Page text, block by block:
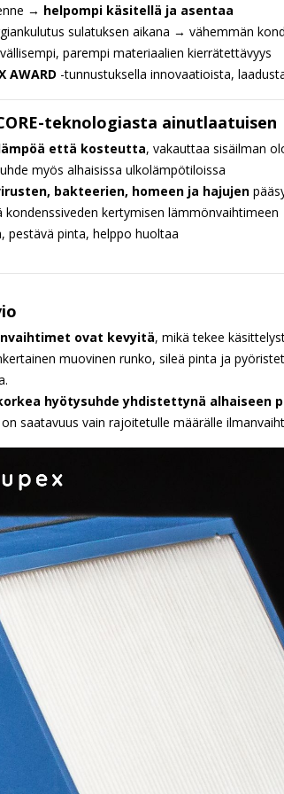
→ helpompi käsitellä ja asentaa
sulatuksen aikana → vähemmän
parempi materiaalien kierrätettävyys
AWARD -tunnustuksella innovaatioista,
teknologiasta ainutlaatuisen
että kosteutta, vakauttaa sisäilman
myös alhaisissa ulkolämpötiloissa
bakteerien, homeen ja hajujen
kondenssiveden kertymisen lämmönvaihtimeen
pestävä pinta, helppo huoltaa
ovat kevyitä, mikä tekee
muovinen runko, sileä pinta ja
hyötysuhde yhdistettynä alhaiseen
saatavuus vain rajoitetulle määrälle